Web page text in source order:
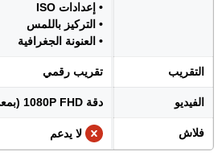
• إعدادات ISO
• التركيز باللمس
• العنونة الجغرافية
التقريب تقريب رقمي
الفيديو دقة 1080P FHD (بمعدل 30 إطار)
فلاش لا يدعم